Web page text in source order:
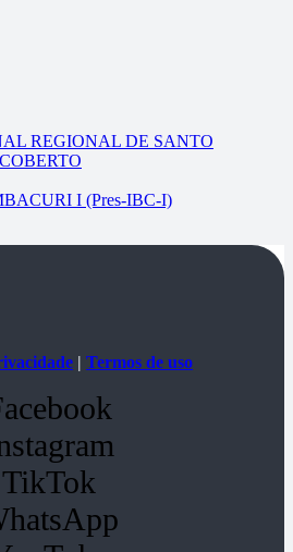
REGIONAL DE SANTO
I (Pres-IBC-I)
| Termos de uso
TikTok